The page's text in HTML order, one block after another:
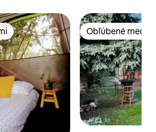
Obľúbené medzi
Obľúbené medzi